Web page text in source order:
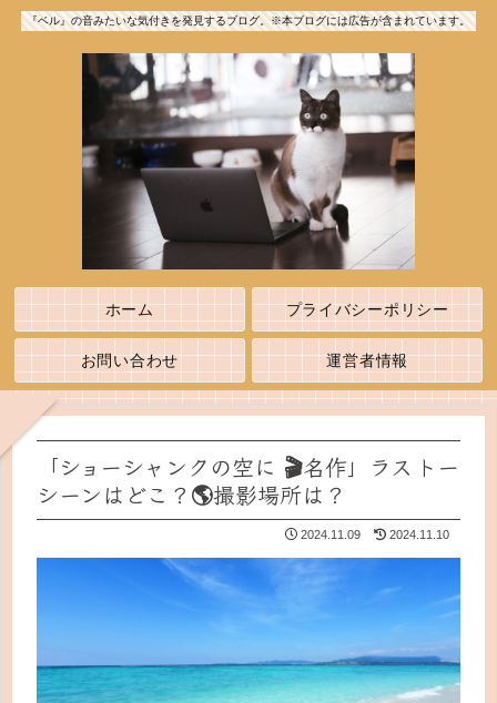
『ベル』の音みたいな気付きを発見するブログ。※本ブログには広告が含まれています。
ホーム プライバシーポリシー
お問い合わせ 運営者情報
「ショーシャンクの空に 🎬名作」ラストー
シーンはどこ？🌎撮影場所は？
2024.11.09 2024.11.10